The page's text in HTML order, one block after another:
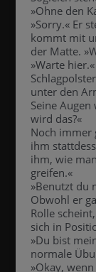
»Ohne den
»Sorry.« Er
kommt mit
der Matte.
»Warte
unter den
Seine
wird das?«
Noch immer
ihm
ihm, wie
greifen.«
»Benutzt du
Obwohl er
Rolle
sich in
»Du bist
normale
»Okay,